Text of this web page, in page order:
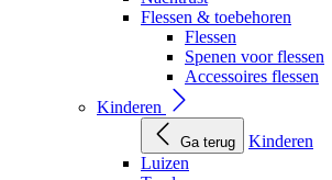
Flessen & toebehoren
Flessen
Spenen voor flessen
Accessoires flessen
Kinderen
Ga terug
Kinderen
Luizen